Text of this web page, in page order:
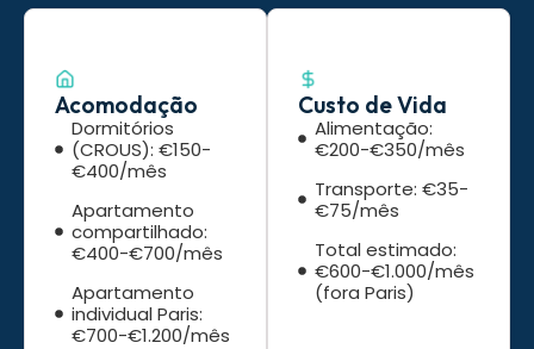
Acomodação
Dormitórios
(CROUS): €150-
€400/mês
Apartamento
compartilhado:
€400-€700/mês
Apartamento
individual Paris:
€700-€1.200/mês
Custo de Vida
Alimentação:
€200-€350/mês
Transporte: €35-
€75/mês
Total estimado:
€600-€1.000/mês
(fora Paris)